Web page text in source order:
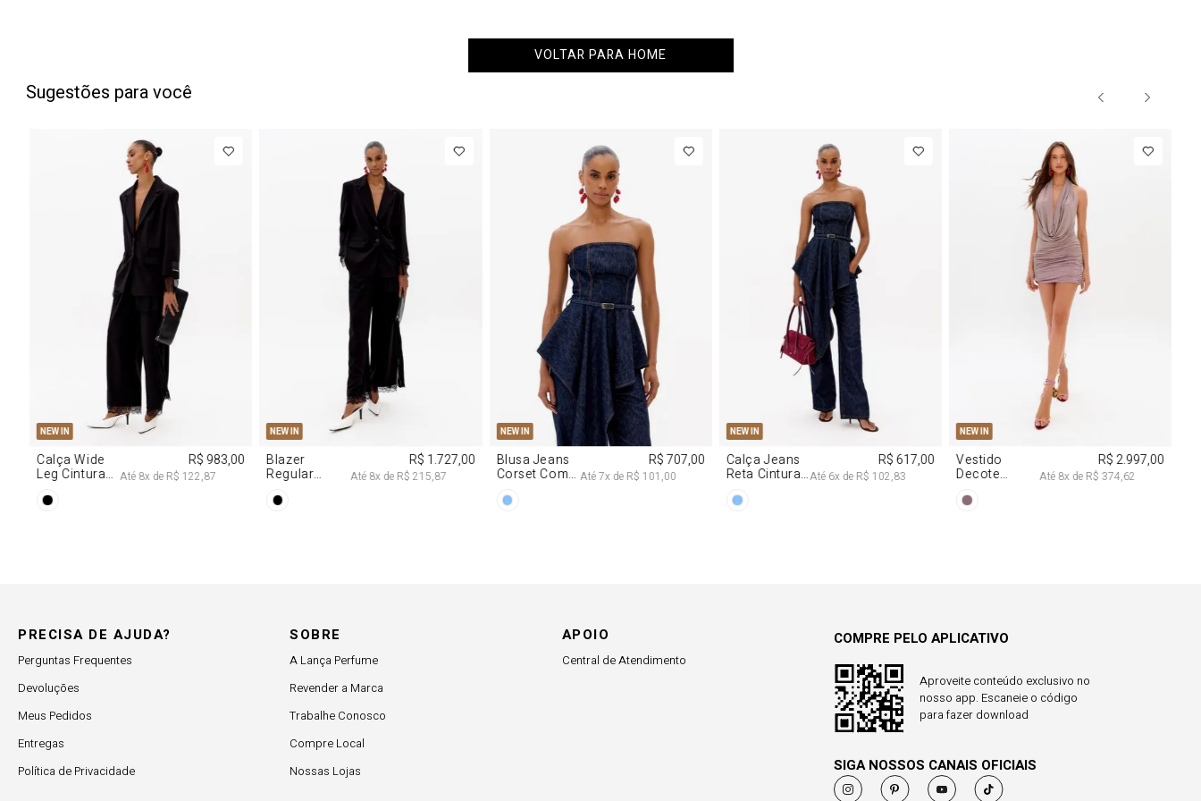
VOLTAR PARA HOME
Sugestões para você
NEW IN
PP P
Calça Wide
Leg Cintura
Renda
R$ 983,00
Até 8x deR$ 122,87
NEW IN
PP
Blazer
Regular
Com Renda
R$ 1.727,00
Até 8x deR$ 215,87
NEW IN
PP G
Blusa Jeans
Corset Com
R$ 707,00
Até7x deR$ 101,00
NEW IN
34 38 40
Calça Jeans
Reta Cintura
R$ 617,00
Até6x deR$ 102,83
NEW IN
PP
Vestido
Decote
Brilhos
R$ 2.997,00
Até 8x deR$ 374,62
PRECISA DE AJUDA?
Perguntas Frequentes
Devoluções
Meus Pedidos
Entregas
Política de Privacidade
SOBRE
A Lança Perfume
Revender a Marca
Trabalhe Conosco
Compre Local
Nossas Lojas
APOIO
Central de Atendimento
COMPRE PELO APLICATIVO
Aproveite conteúdo exclusivo no
nosso app. Escaneie o código
para fazer download
SIGA NOSSOS CANAIS OFICIAIS